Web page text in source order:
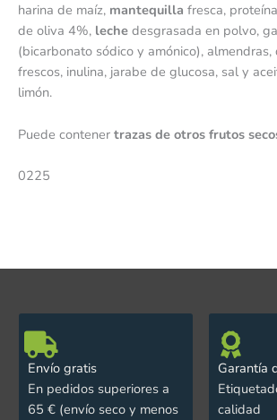
harina de maíz, mantequilla fresca,
de oliva 4%, leche desgrasada en polvo,
(bicarbonato sódico y amónico), almendras,
frescos, inulina, jarabe de glucosa, sal y
limón.
Puede contener trazas de otros frutos
0225
Envío gratis
En pedidos superiores a
65 € (envío seco y menos
Garantía
calidad